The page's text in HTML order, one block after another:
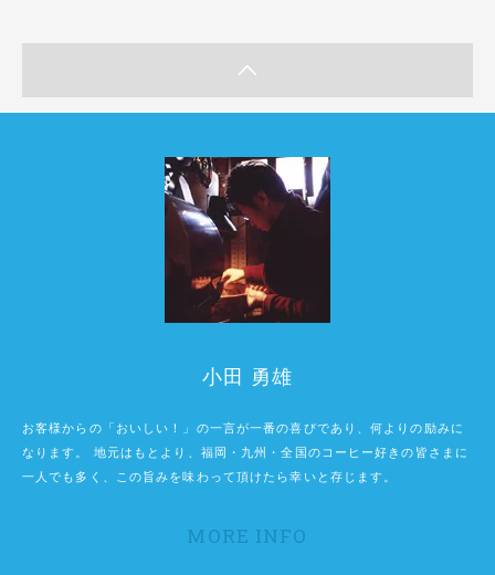
小田 勇雄
お客様からの「おいしい！」の一言が一番の喜びであり、何よりの励みに
なります。 地元はもとより、福岡・九州・全国のコーヒー好きの皆さまに
一人でも多く、この旨みを味わって頂けたら幸いと存じます。
MORE INFO